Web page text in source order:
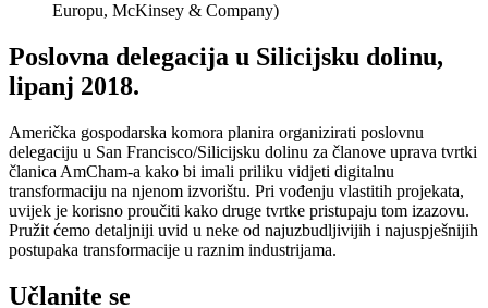
Europu, McKinsey & Company)
Poslovna delegacija u Silicijsku dolinu,
lipanj 2018.
Američka gospodarska komora planira organizirati poslovnu
delegaciju u San Francisco/Silicijsku dolinu za članove uprava tvrtki
članica AmCham-a kako bi imali priliku vidjeti digitalnu
transformaciju na njenom izvorištu. Pri vođenju vlastitih projekata,
uvijek je korisno proučiti kako druge tvrtke pristupaju tom izazovu.
Pružit ćemo detaljniji uvid u neke od najuzbudljivijih i najuspješnijih
postupaka transformacije u raznim industrijama.
Učlanite se